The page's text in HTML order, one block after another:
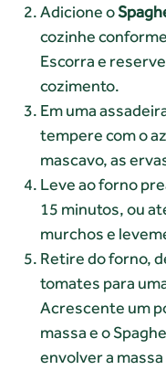
Adicione o
cozinhe
Escorra e
cozimento.
Em uma
tempere com o
mascavo, as
Leve ao forno
15 minutos, ou
murchos e
Retire do forno,
tomates para
Acrescente um
massa e o
envolver a